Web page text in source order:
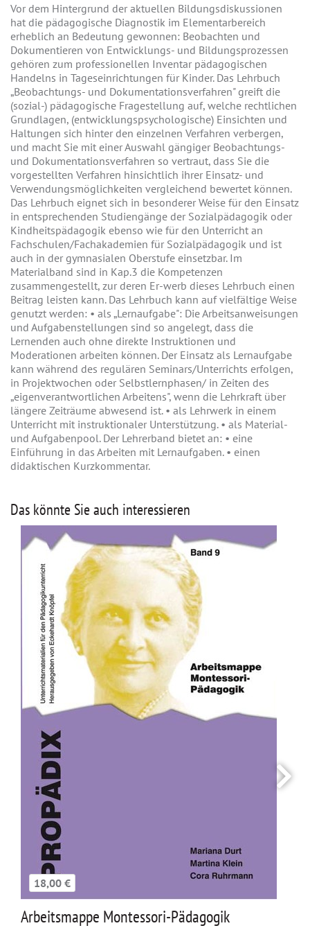
Vor dem Hintergrund der aktuellen Bildungsdiskussionen
hat die pädagogische Diagnostik im Elementarbereich
erheblich an Bedeutung gewonnen: Beobachten und
Dokumentieren von Entwicklungs- und Bildungsprozessen
gehören zum professionellen Inventar pädagogischen
Handelns in Tageseinrichtungen für Kinder. Das Lehrbuch
„Beobachtungs- und Dokumentationsverfahren" greift die
(sozial-) pädagogische Fragestellung auf, welche rechtlichen
Grundlagen, (entwicklungspsychologische) Einsichten und
Haltungen sich hinter den einzelnen Verfahren verbergen,
und macht Sie mit einer Auswahl gängiger Beobachtungs-
und Dokumentationsverfahren so vertraut, dass Sie die
vorgestellten Verfahren hinsichtlich ihrer Einsatz- und
Verwendungsmöglichkeiten vergleichend bewertet können.
Das Lehrbuch eignet sich in besonderer Weise für den Einsatz
in entsprechenden Studiengänge der Sozialpädagogik oder
Kindheitspädagogik ebenso wie für den Unterricht an
Fachschulen/Fachakademien für Sozialpädagogik und ist
auch in der gymnasialen Oberstufe einsetzbar. Im
Materialband sind in Kap.3 die Kompetenzen
zusammengestellt, zur deren Er-werb dieses Lehrbuch einen
Beitrag leisten kann. Das Lehrbuch kann auf vielfältige Weise
genutzt werden: • als „Lernaufgabe": Die Arbeitsanweisungen
und Aufgabenstellungen sind so angelegt, dass die
Lernenden auch ohne direkte Instruktionen und
Moderationen arbeiten können. Der Einsatz als Lernaufgabe
kann während des regulären Seminars/Unterrichts erfolgen,
in Projektwochen oder Selbstlernphasen/ in Zeiten des
„eigenverantwortlichen Arbeitens", wenn die Lehrkraft über
längere Zeiträume abwesend ist. • als Lehrwerk in einem
Unterricht mit instruktionaler Unterstützung. • als Material-
und Aufgabenpool. Der Lehrerband bietet an: • eine
Einführung in das Arbeiten mit Lernaufgaben. • einen
didaktischen Kurzkommentar.
Das könnte Sie auch interessieren
18,00 €
Arbeitsmappe Montessori-Pädagogik